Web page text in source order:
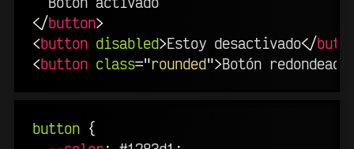
</button>
<button disabled>Estoy desactivado</
<button class="rounded">Botón redondeado
button {